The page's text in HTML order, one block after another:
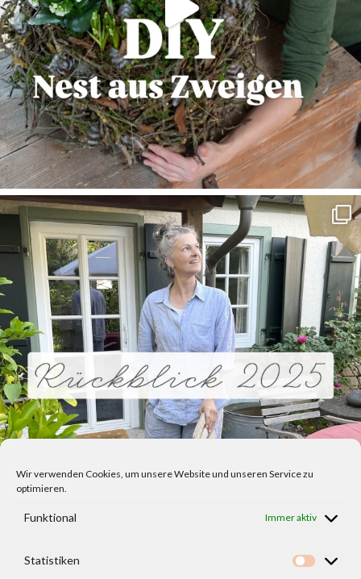
Wir verwenden Cookies, um unsere Website und unseren Service zu
optimieren.
Funktional Immer aktiv
Statistiken